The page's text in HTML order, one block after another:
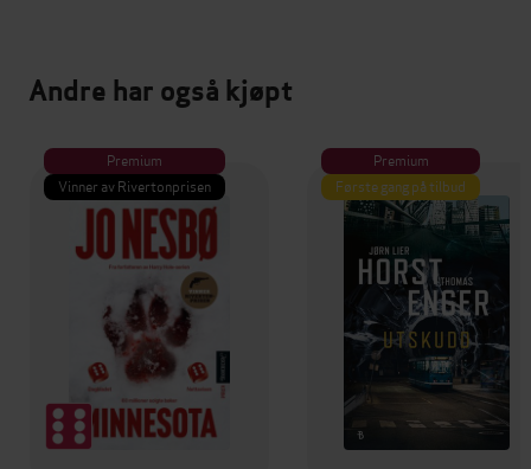
Andre har også kjøpt
Premium
Vinner av Rivertonprisen
Premium
Første gang på tilbud